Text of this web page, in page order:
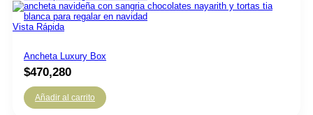
Vista Rápida
Ancheta Luxury Box
$470,280
Añadir al carrito